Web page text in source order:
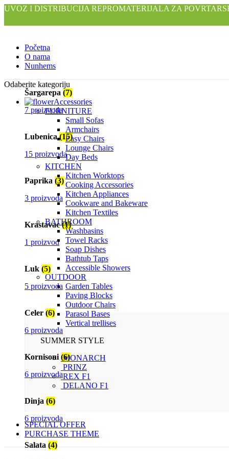
UVOZ I DISTRIBUCIJA REPROMATERIJALA ZA
Početna
O nama
Nunhems
Šargarepa (7)
7 proizvoda
Lubenica(15)
15 proizvoda
Paprika (3)
3 proizvoda
Krastavac(1)
1 proizvod
Luk (5)
5 proizvoda
Celer (6)
6 proizvoda
Kornisoni (6)
6 proizvoda
Dinja (6)
6 proizvoda
Salata (4)
Odaberite kategoriju
Accessories
FURNITURE
Small Sofas
Armchairs
Easy Chairs
Lounge Chairs
Day Beds
KITCHEN
Kitchen Worktops
Cooking Accessories
Kitchen Appliances
Cookware and Bakeware
Kitchen Textiles
BATHROOM
Washbasins
Towel Racks
Soap Dishes
Bathtub Taps
Accessible Showers
OUTDOOR
Garden Tables
Paving Blocks
Outdoor Chairs
Parasol Bases
Vertical trellises
SUMMER STYLE
MONARCH
PRINZ
REX F1
DELANO F1
SPECIAL OFFER
PURCHASE THEME